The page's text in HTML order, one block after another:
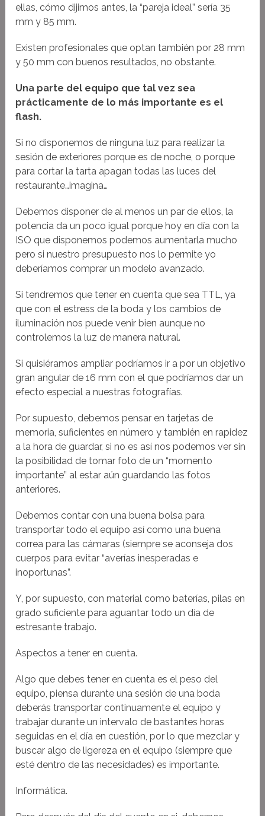
ellas, cómo dijimos antes, la “pareja ideal” sería 35
mm y 85 mm.
Existen profesionales que optan también por 28 mm
y 50 mm con buenos resultados, no obstante.
Una parte del equipo que tal vez sea
prácticamente de lo más importante es el
flash.
Si no disponemos de ninguna luz para realizar la
sesión de exteriores porque es de noche, o porque
para cortar la tarta apagan todas las luces del
restaurante…imagina…
Debemos disponer de al menos un par de ellos, la
potencia da un poco igual porque hoy en día con la
ISO que disponemos podemos aumentarla mucho
pero si nuestro presupuesto nos lo permite yo
deberíamos comprar un modelo avanzado.
Si tendremos que tener en cuenta que sea TTL, ya
que con el estress de la boda y los cambios de
iluminación nos puede venir bien aunque no
controlemos la luz de manera natural.
Si quisiéramos ampliar podríamos ir a por un objetivo
gran angular de 16 mm con el que podríamos dar un
efecto especial a nuestras fotografías.
Por supuesto, debemos pensar en tarjetas de
memoria, suficientes en número y también en rapidez
a la hora de guardar, si no es así nos podemos ver sin
la posibilidad de tomar foto de un “momento
importante” al estar aún guardando las fotos
anteriores.
Debemos contar con una buena bolsa para
transportar todo el equipo así como una buena
correa para las cámaras (siempre se aconseja dos
cuerpos para evitar “averías inesperadas e
inoportunas”.
Y, por supuesto, con material como baterías, pilas en
grado suficiente para aguantar todo un día de
estresante trabajo.
Aspectos a tener en cuenta.
Algo que debes tener en cuenta es el peso del
equipo, piensa durante una sesión de una boda
deberás transportar continuamente el equipo y
trabajar durante un intervalo de bastantes horas
seguidas en el día en cuestión, por lo que mezclar y
buscar algo de ligereza en el equipo (siempre que
esté dentro de las necesidades) es importante.
Informática.